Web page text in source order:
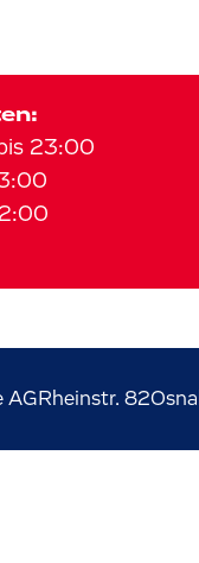
23:00
AG Rheinstr. 82